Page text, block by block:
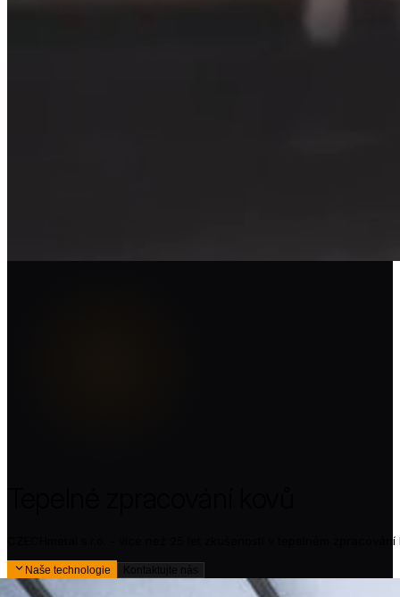
CZECHmetal s.r.o. - více než 25 let zkušeností v tepelném
Naše technologie Kontaktujte nás